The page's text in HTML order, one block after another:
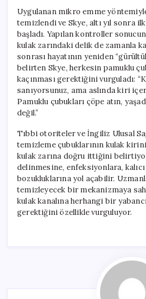
Uygulanan mikro emme
temizlendi ve Skye, altı yıl sonra
başladı. Yapılan kontroller
kulak zarındaki delik de zamanla
sonrası hayatının yeniden
belirten Skye, herkesin pamuklu
kaçınması gerektiğini vurguladı:
sanıyorsunuz, ama aslında kiri
Pamuklu çubukları çöpe atın,
değil.”
Tıbbi otoriteler ve İngiliz Ulusal
temizleme çubuklarının kulak
kulak zarına doğru ittiğini
delinmesine, enfeksiyonlara,
bozukluklarına yol açabilir.
temizleyecek bir mekanizmaya
kulak kanalına herhangi bir
gerektiğini özellikle vurguluyor.